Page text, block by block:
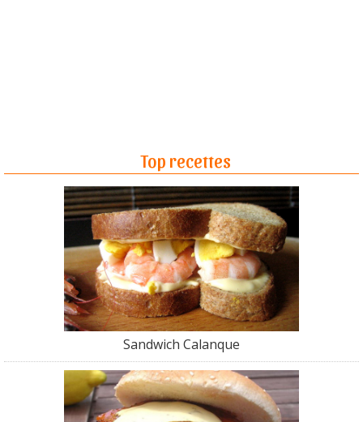
Top recettes
Sandwich Calanque